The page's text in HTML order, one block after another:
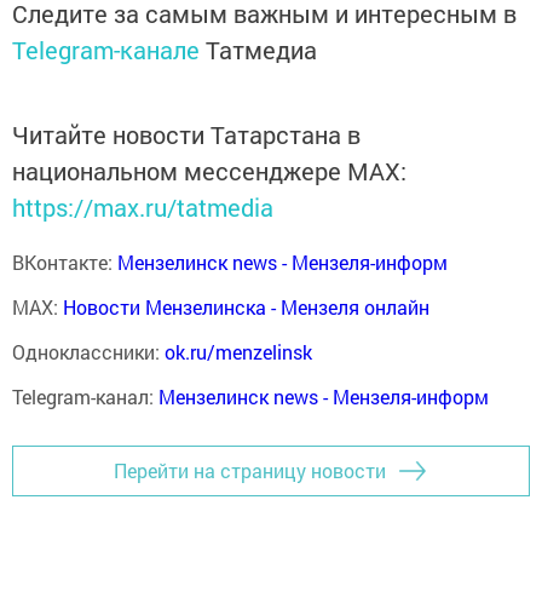
Следите за самым важным и интересным в
Telegram-канале Татмедиа
Читайте новости Татарстана в
национальном мессенджере MАХ:
https://max.ru/tatmedia
ВКонтакте: Мензелинск news - Мензеля-информ
MAX: Новости Мензелинска - Мензеля онлайн
Одноклассники: ok.ru/menzelinsk
Telegram-канал: Мензелинск news - Мензеля-информ
Перейти на страницу новости